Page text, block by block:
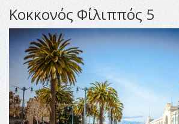
Κοκκονός Φίλιππός 5